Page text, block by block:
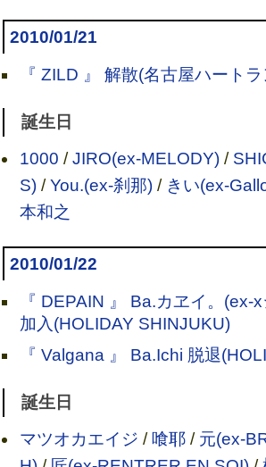
2010/01/21
『 ZILD 』 解散(名古屋ハート
誕生日
1000 /JIRO(ex-MELODY)/
S)/You.(ex-刹那)/ きい(ex-
本和之
2010/01/22
『 DEPAIN 』 Ba.カヱイ。(ex-
加入(HOLIDAY SHINJUKU)
『 Valgana 』 Ba.Ichi 脱退
誕生日
マツオカエイジ / 喰耶/ 元(ex-